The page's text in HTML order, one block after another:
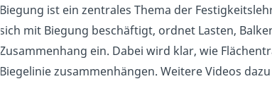
Biegung ist ein zentrales Thema der
sich mit Biegung beschäftigt, ordnet Lasten,
Zusammenhang ein. Dabei wird klar, wie
Biegelinie zusammenhängen. Weitere Videos